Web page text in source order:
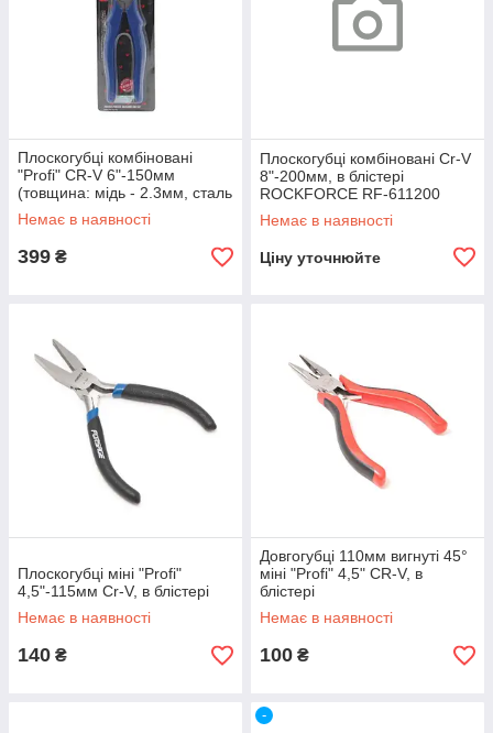
Плоскогубці комбіновані
"Profi" CR-V 6"-150мм
(товщина: мідь - 2.3мм, сталь
- 1.8мм), в блістері
Немає в наявності
399 ₴
Плоскогубці комбіновані Cr-V
8"-200мм, в блістері
ROCKFORCE RF-611200
Немає в наявності
Ціну уточнюйте
Плоскогубці міні "Profi"
4,5"-115мм Cr-V, в блістері
Немає в наявності
140 ₴
Довгогубці 110мм вигнуті 45°
міні "Profi" 4,5" CR-V, в
блістері
Немає в наявності
100 ₴
-